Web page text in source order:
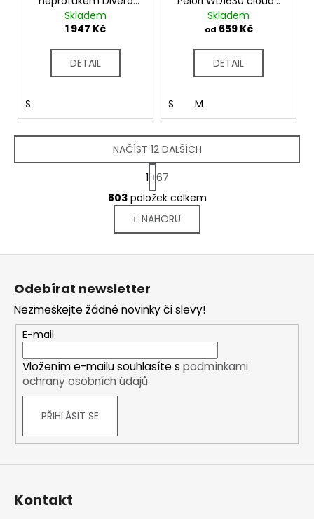
WJ1311 punch-merlot
Skladem
1 947 Kč
DETAIL
S
charcoal
Skladem
od 659 Kč
DETAIL
S M
O
v
l
á
d
p
r
v
k
y
u
NAČÍST 12 DALŠÍCH
S
t
r
á
n
k
1 67
803položek celkem
NAHORU
Z
Odebírat newsletter
Nezmeškejte žádné novinky či slevy!
E-mail
Vložením e-mailu souhlasíte s podmínkami
ochrany osobních údajů
PŘIHLÁSIT SE
Kontakt